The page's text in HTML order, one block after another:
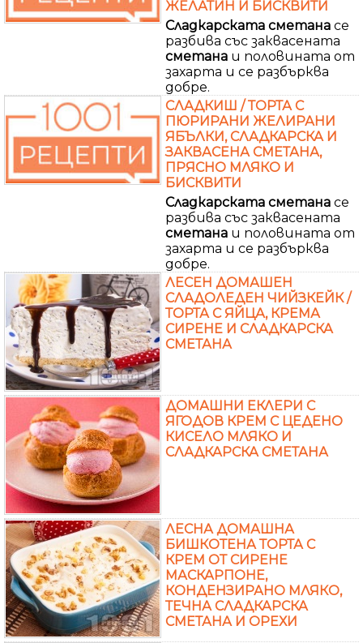
ЖЕЛАТИН И БИСКВИТИ
Сладкарската сметана се
разбива със заквасената
сметана и половината от
захарта и се разбърква
добре.
СЛАДКИШ / ТОРТА С
ПЮРИРАНИ ЖЕЛИРАНИ
ЯБЪЛКИ, СЛАДКАРСКА И
ЗАКВАСЕНА СМЕТАНА,
ПРЯСНО МЛЯКО И
БИСКВИТИ
Сладкарската сметана се
разбива със заквасената
сметана и половината от
захарта и се разбърква
добре.
ЛЕСЕН ДОМАШЕН
СЛАДОЛЕДЕН ЧИЙЗКЕЙК /
ТОРТА С ЯЙЦА, КРЕМА
СИРЕНЕ И СЛАДКАРСКА
СМЕТАНА
ДОМАШНИ ЕКЛЕРИ С
ЯГОДОВ КРЕМ С ЦЕДЕНО
КИСЕЛО МЛЯКО И
СЛАДКАРСКА СМЕТАНА
ЛЕСНА ДОМАШНА
БИШКОТЕНА ТОРТА С
КРЕМ ОТ СИРЕНЕ
МАСКАРПОНЕ,
КОНДЕНЗИРАНО МЛЯКО,
ТЕЧНА СЛАДКАРСКА
СМЕТАНА И ОРЕХИ